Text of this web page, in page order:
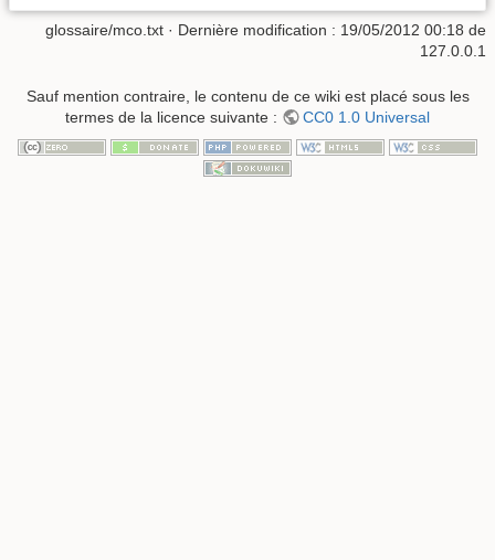
glossaire/mco.txt · Dernière modification : 19/05/2012 00:18 de
127.0.0.1
Sauf mention contraire, le contenu de ce wiki est placé sous les
termes de la licence suivante :
CC0 1.0 Universal